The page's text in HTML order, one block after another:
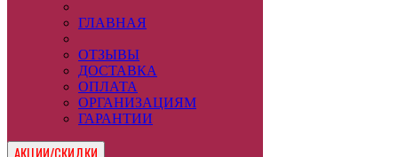
ГЛАВНАЯ
ОТЗЫВЫ
ДОСТАВКА
ОПЛАТА
ОРГАНИЗАЦИЯМ
ГАРАНТИИ
АКЦИИ/СКИДКИ